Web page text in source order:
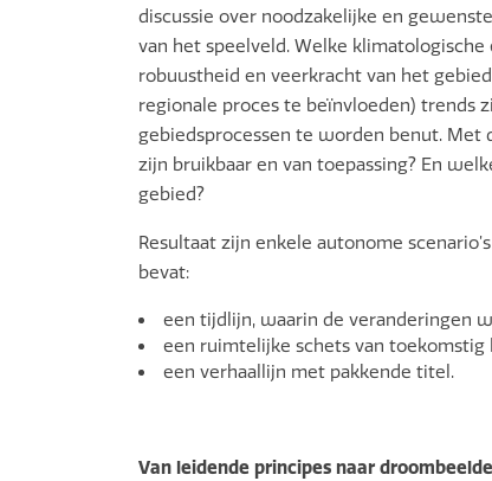
discussie over noodzakelijke en
van het speelveld. Welke
robuustheid en veerkracht van het
regionale proces te beïnvloeden) trends
gebiedsprocessen te worden benut. Met
zijn bruikbaar en van toepassing? En
gebied?
Resultaat zijn enkele autonome
bevat:
een tijdlijn, waarin de veranderingen
een ruimtelijke schets van
een verhaallijn met pakkende titel.
Van leidende principes naar